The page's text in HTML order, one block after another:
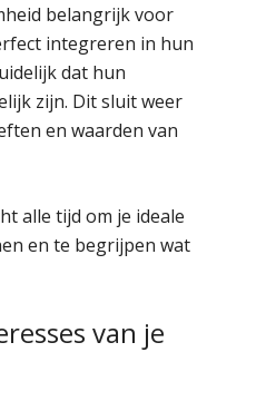
belangrijk voor
integreren in hun
dat hun
zijn. Dit sluit weer
en waarden van
alle tijd om je ideale
en te begrijpen wat
van je